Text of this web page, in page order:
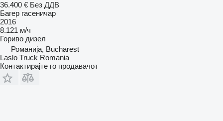
36.400 € Без ДДВ
Багер гасеничар
2016
8.121 м/ч
Гориво дизел
Романија, Bucharest
Laslo Truck Romania
Контактирајте го продавачот